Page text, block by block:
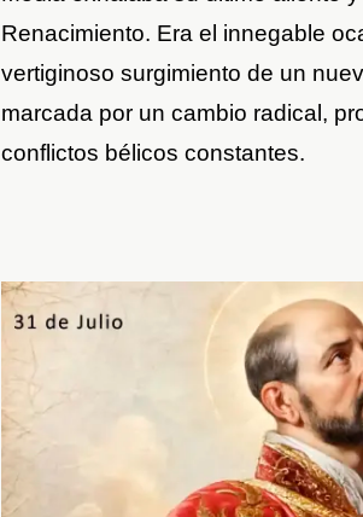
Renacimiento. Era el innegable
vertiginoso surgimiento de un
marcada por un cambio radical,
conflictos bélicos constantes.